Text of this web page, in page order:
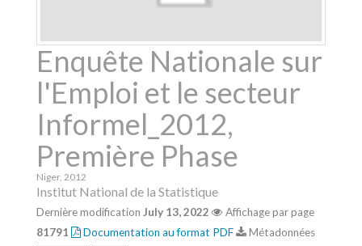
Enquête Nationale sur
l'Emploi et le secteur
Informel_2012,
Première Phase
Niger, 2012
Institut National de la Statistique
Dernière modification July 13, 2022
Affichage par page
81791
Documentation au format PDF Métadonnées